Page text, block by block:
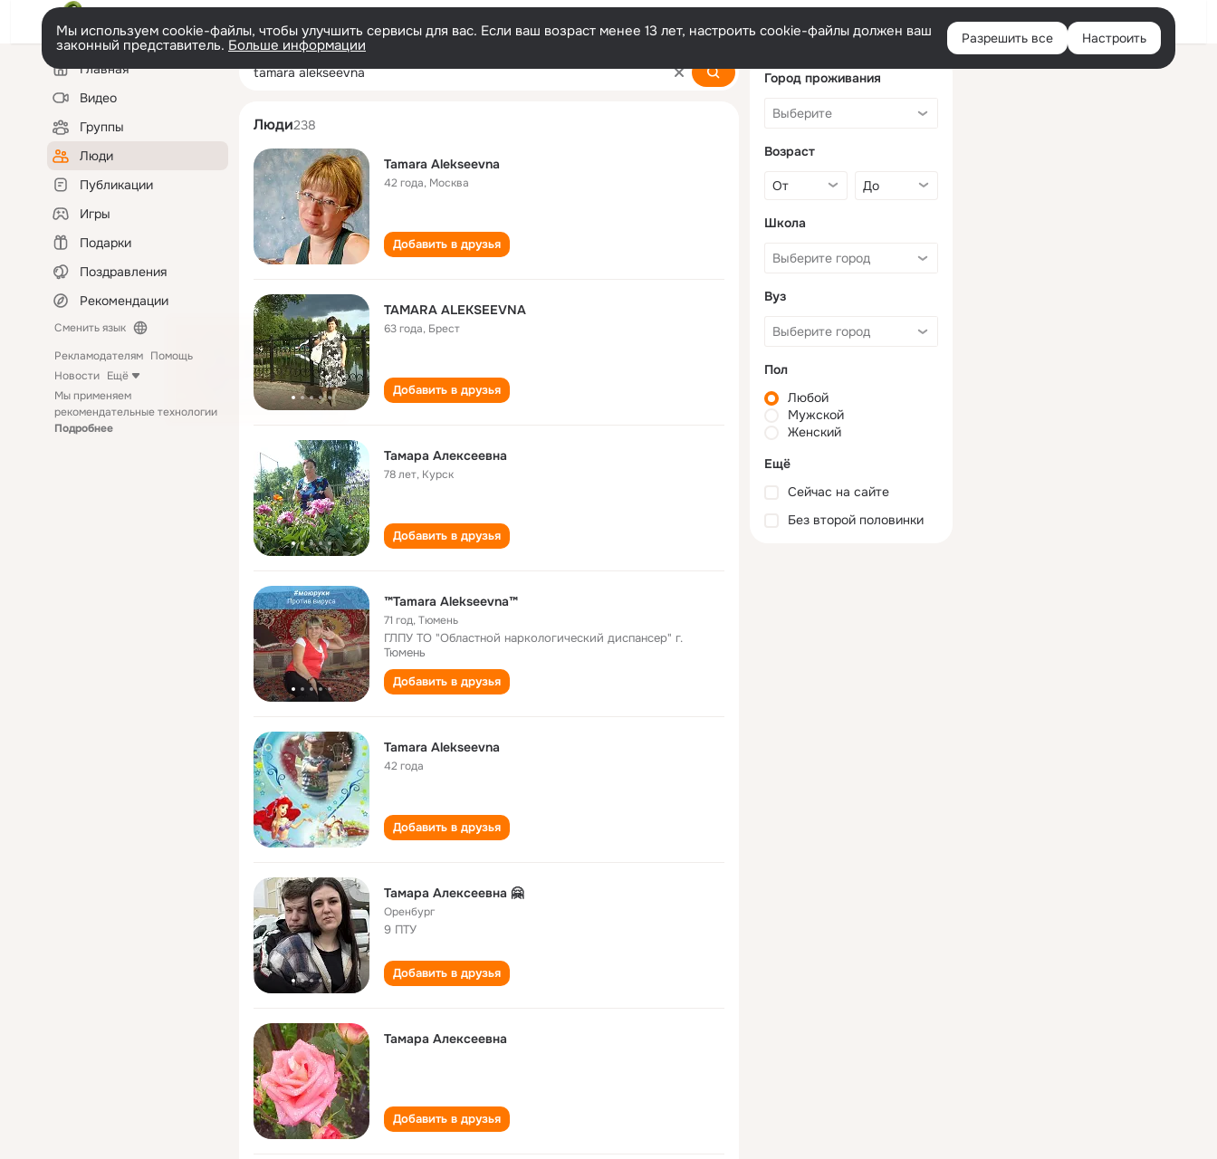
Войти
Мы используем cookie-файлы, чтобы улучшить сервисы для вас. Если ваш возраст менее 13 лет, настроить cookie-файлы должен ваш
законный представитель. Больше информации Разрешить все Настроить
Левая
колонкаГлавная
Видео
Группы
Люди
Публикации
Игры
Подарки
Поздравления
Рекомендации
Сменить язык
Рекламодателям Помощь
Новости Ещё
Мы применяем
рекомендательные технологии
Подробнее
tamara alekseevna
Люди238
Tamara Alekseevna
42 года, Москва
Добавить в друзья
TAMARA ALEKSEEVNA
63 года, Брест
Добавить в друзья
Тамара Алексеевна
78 лет, Курск
Добавить в друзья
™Tamara Alekseevna™
71 год,Тюмень
ГЛПУ ТО "Областной наркологический диспансер" г.
Тюмень
Добавить в друзья
Tamara Alekseevna
42 года
Добавить в друзья
Тамара Алексеевна 🤗
Оренбург
9 ПТУ
Добавить в друзья
Тамара Алексеевна
Добавить в друзья
Город проживания
Возраст
Школа
Вуз
Пол
Любой
Мужской
Женский
Ещё
Сейчас на сайте
Без второй половинки